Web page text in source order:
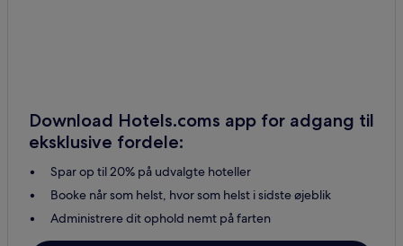
Lejligheder i Aalborg
Billige hoteller i Aalborg
Download Hotels.coms app for adgang til
eksklusive fordele:
Spar op til 20% på udvalgte hoteller
Booke når som helst, hvor som helst i sidste øjeblik
Administrere dit ophold nemt på farten